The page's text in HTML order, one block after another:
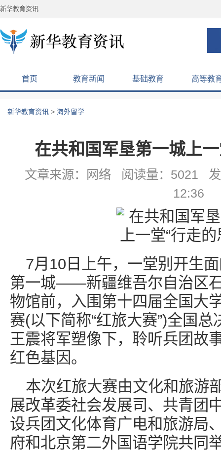
新华教育资讯
首页 教育新闻 基础教育 高等教
新华教育资讯 > 海外留学
在共和国军垦第一城上
文章来源：网络 阅读量：5021
12:36
7月10日上午，一堂别开生
第一城——新疆维吾尔自治区
物馆前，入围第十四届全国大
赛(以下简称“红旅大赛”)全国
王震将军塑像下，聆听兵团故
红色基因。
本次红旅大赛由文化和旅游
展改革委社会发展司、共青团
设兵团文化体育广电和旅游局
府和北京第二外国语学院共同